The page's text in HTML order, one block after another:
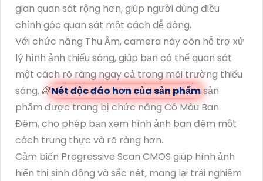
gian quan sát rộng hơn, giúp người dùng điều
chỉnh góc quan sát một cách dễ dàng.
Với chức năng Thu Âm, camera này còn hỗ trợ xử
lý hình ảnh thiếu sáng, giúp bạn có thể quan sát
một cách rõ ràng ngay cả trong môi trường thiếu
sáng. 🌈Nét độc đáo hơn của sản phẩmsản
phẩm được trang bị chức năng Có Màu Ban
Đêm, cho phép bạn xem hình ảnh ban đêm một
cách trung thực và rõ ràng hơn.
Cảm biến Progressive Scan CMOS giúp hình ảnh
hiển thị sinh động và sắc nét, mang lại trải nghiệm